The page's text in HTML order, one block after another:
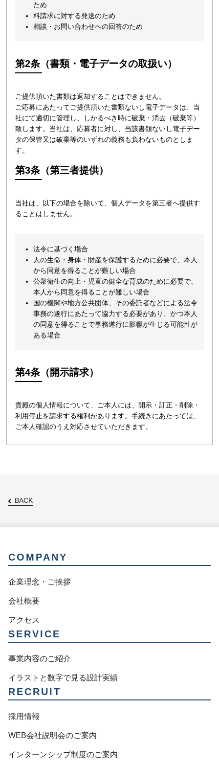
ため
料請求に対する発送のため
相談・お問い合わせへの回答のため
第2条（書類・電子データの取扱い）
ご提供頂いた書類は返却することはできません。
ご応募にあたってご提供頂いた書類ないし電子データは、当
社にて適切に管理し、しかるべき時に破棄・消去（破棄等）
致します。当社は、応募者に対し、当該書類ないし電子デー
タの保管又は破棄等のいずれの義務も負わないものとしま
す。
第3条（第三者提供）
当社は、以下の場合を除いて、個人データを第三者へ提供す
ることはしません。
法令に基づく場合
人の生命・身体・財産を保護するために必要で、本人
から同意を得ることが難しい場合
公衆衛生の向上・児童の健全な育成のために必要で、
本人から同意を得ることが難しい場合
国の機関や地方公共団体、その委託者などによる法令
事務の遂行にあたって協力する必要があり、かつ本人
の同意を得ることで事務遂行に影響が生じる可能性が
ある場合
第4条（開示請求）
貴殿の個人情報について、ご本人には、開示・訂正・削除・
利用停止を請求する権利があります。手続きにあたっては、
ご本人確認のうえ対応させていただきます。
BACK
COMPANY
企業理念・ご挨拶
会社概要
アクセス
SERVICE
事業内容のご紹介
イラストと数字で見る設計実績
RECRUIT
採用情報
WEB会社説明会のご案内
インターンシップ制度のご案内